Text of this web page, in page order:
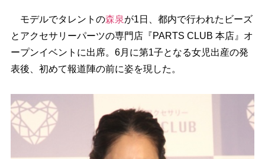
モデルでタレントの森泉が1日、都内で行われたビーズ
とアクセサリーパーツの専門店『PARTS CLUB 本店』オ
ープンイベントに出席。6月に第1子となる女児出産の発
表後、初めて報道陣の前に姿を現した。